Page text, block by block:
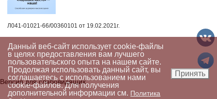
Л041-01021-66/00360101 от 19.02.2021г.
Версия для слабовидящих
Данный веб-сайт использует cookie-файлы
в целях предоставления вам лучшего
пользовательского опыта на нашем сайте.
Продолжая использовать данный сайт, вы
соглашаетесь с использованием нами
cookie-файлов. Для получения
дополнительной информации см. Политика
Принять